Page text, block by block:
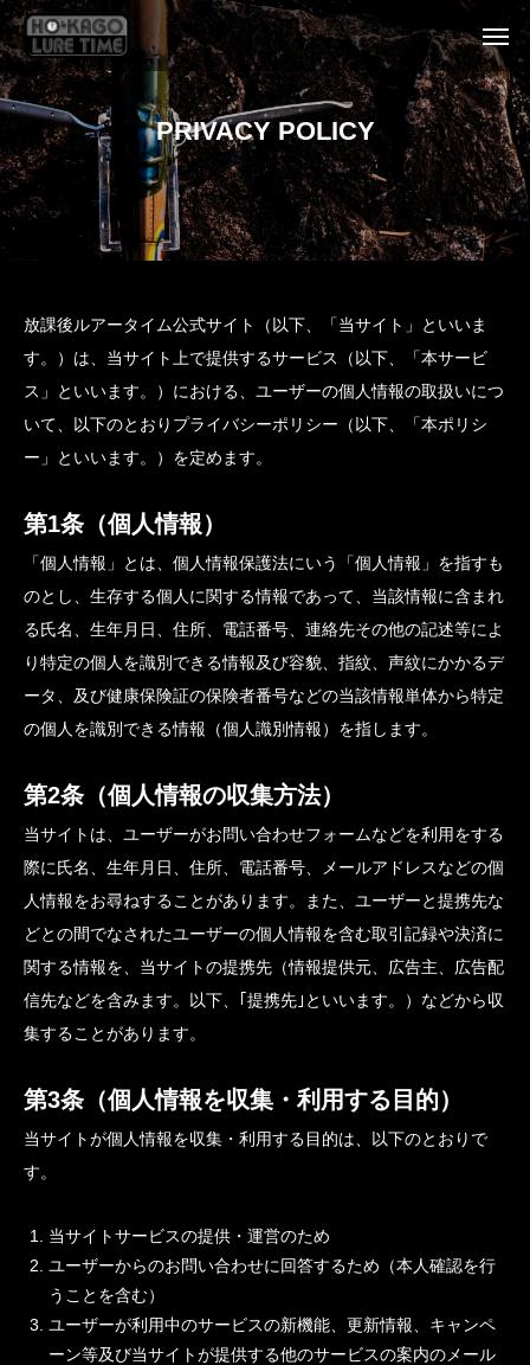
PRIVACY POLICY
放課後ルアータイム公式サイト（以下、「当サイト」といいま
す。）は、当サイト上で提供するサービス（以下、「本サービ
ス」といいます。）における、ユーザーの個人情報の取扱いにつ
いて、以下のとおりプライバシーポリシー（以下、「本ポリシ
ー」といいます。）を定めます。
第1条（個人情報）
「個人情報」とは、個人情報保護法にいう「個人情報」を指すも
のとし、生存する個人に関する情報であって、当該情報に含まれ
る氏名、生年月日、住所、電話番号、連絡先その他の記述等によ
り特定の個人を識別できる情報及び容貌、指紋、声紋にかかるデ
ータ、及び健康保険証の保険者番号などの当該情報単体から特定
の個人を識別できる情報（個人識別情報）を指します。
第2条（個人情報の収集方法）
当サイトは、ユーザーがお問い合わせフォームなどを利用をする
際に氏名、生年月日、住所、電話番号、メールアドレスなどの個
人情報をお尋ねすることがあります。また、ユーザーと提携先な
どとの間でなされたユーザーの個人情報を含む取引記録や決済に
関する情報を、当サイトの提携先（情報提供元、広告主、広告配
信先などを含みます。以下、｢提携先｣といいます。）などから収
集することがあります。
第3条（個人情報を収集・利用する目的）
当サイトが個人情報を収集・利用する目的は、以下のとおりで
す。
当サイトサービスの提供・運営のため
ユーザーからのお問い合わせに回答するため（本人確認を行
うことを含む）
ユーザーが利用中のサービスの新機能、更新情報、キャンペ
ーン等及び当サイトが提供する他のサービスの案内のメール